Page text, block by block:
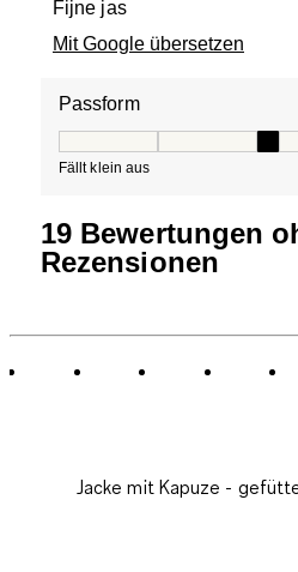
Fijne jas
Mit Google übersetzen
Passform
Fällt klein aus
19 Bewertungen
Rezensionen
Jacke mit Kapuze -